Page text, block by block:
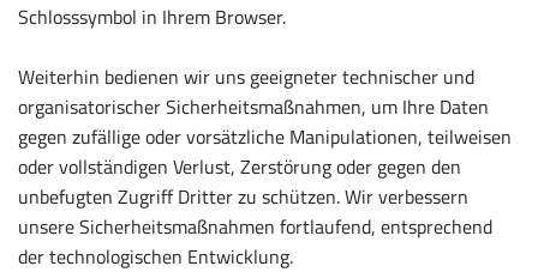
Schlosssymbol in Ihrem Browser.
Weiterhin bedienen wir uns geeigneter technischer und
organisatorischer Sicherheitsmaßnahmen, um Ihre Daten
gegen zufällige oder vorsätzliche Manipulationen, teilweisen
oder vollständigen Verlust, Zerstörung oder gegen den
unbefugten Zugriff Dritter zu schützen. Wir verbessern
unsere Sicherheitsmaßnahmen fortlaufend, entsprechend
der technologischen Entwicklung.